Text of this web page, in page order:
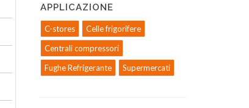
APPLICAZIONE
C-stores
Celle frigorifere
Centrali compressori
Fughe Refrigerante
Supermercati